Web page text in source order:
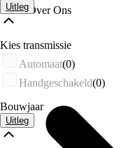
Over Ons
Uitleg
Kies transmissie
Automaat(0)
Handgeschakeld(0)
Bouwjaar
Uitleg